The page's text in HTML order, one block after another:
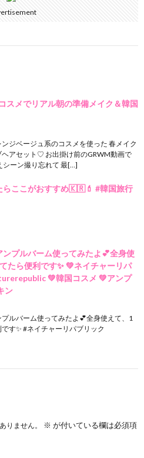
スメでリアル朝の準備メイク＆韓国
ジベージュ系のコスメを使った 春メイク
ヘアセット♡ お出掛け前のGRWM動画で
ーン撮り忘れて 最[…]
らここがおすすめ🇰🇷💄 #韓国旅行
ンプルバーム使ってみたよ💕全身使
たら便利です✨ 💚ネイチャーリパ
💚韓国コスメ 💚アンプ
ン
ルバーム使ってみたよ💕全身使えて、1
す✨ #ネイチャーリパブリック
りません。 ※ が付いている欄は必須項